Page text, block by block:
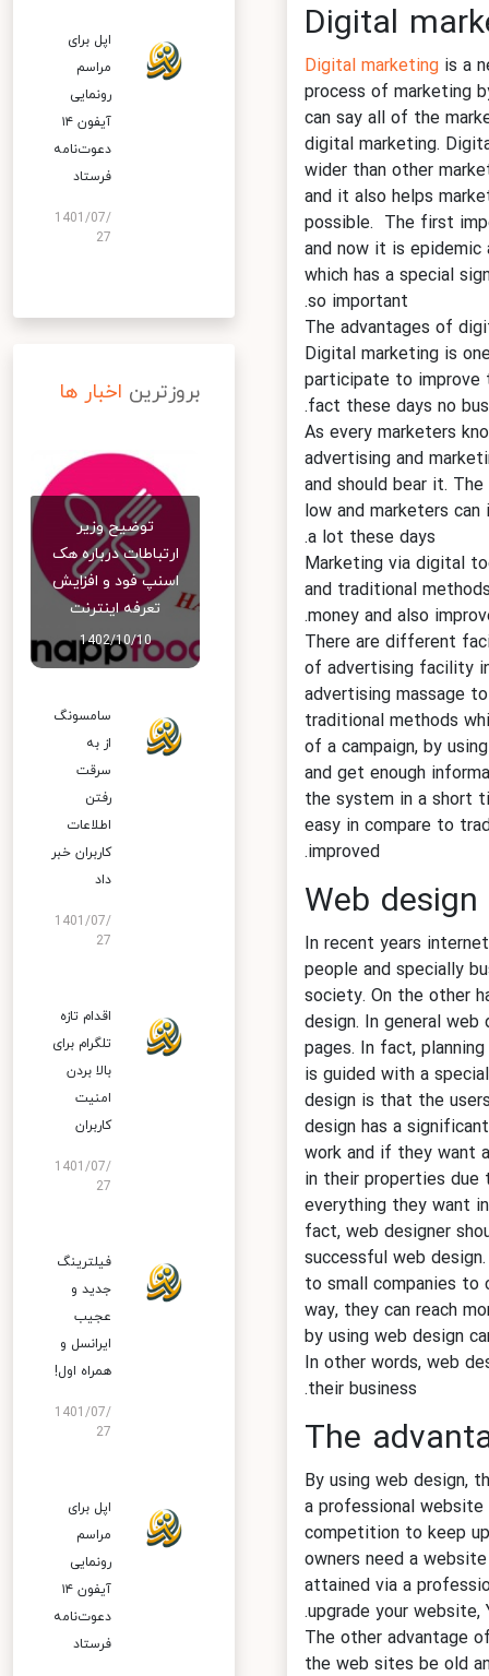
Digital
Digital marketingis a
process of
can say all of the
digital marketing.
wider than other
and it also helps
possible. The first
and now it is
which has a special
so important.
The advantages of
Digital marketing is
participate to
fact these days no
As every marketers
advertising and
and should bear it.
low and marketers
a lot these days.
Marketing via digital
and traditional
money and also
There are different
of advertising facility
advertising
traditional methods
of a campaign, by
and get enough
the system in a
easy in compare to
improved.
Web
In recent years
people and specially
society. On the
design. In general
pages. In fact,
is guided with a
design is that the
design has a
work and if they
in their properties
everything they
fact, web designer
successful web
to small companies
way, they can reach
by using web design
In other words, web
their business.
The
By using web
a professional
competition to keep
owners need a
attained via a
upgrade your
.
The other
the web sites be old
اپل برای
مراسم
رونمایی
آیفون ۱۴
دعوت‌نامه
فرستاد
1401/07/
27
بروزترین اخبار ها
توضیح وزیر
ارتباطات درباره هک
اسنپ‌ فود و افزایش
تعرفه اینترنت
1402/10/10
سامسونگ
از به
سرقت
رفتن
اطلاعات
کاربران خبر
داد
1401/07/
27
اقدام تازه
تلگرام برای
بالا بردن
امنیت
کاربران
1401/07/
27
فیلترینگ
جدید و
عجیب
ایرانسل و
همراه اول!
1401/07/
27
اپل برای
مراسم
رونمایی
آیفون ۱۴
دعوت‌نامه
فرستاد